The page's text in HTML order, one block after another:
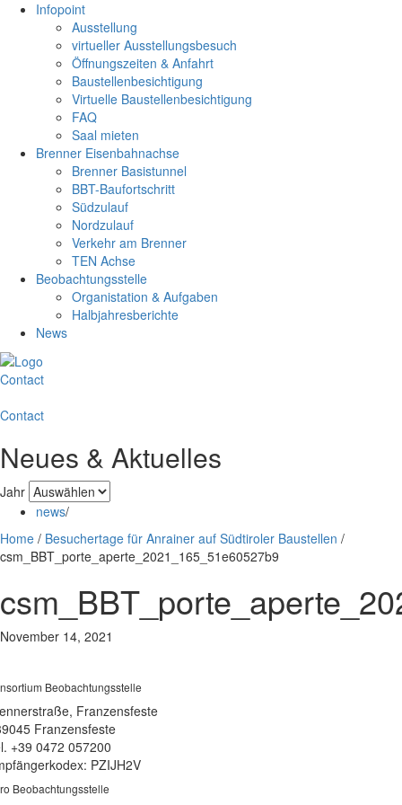
Infopoint
Ausstellung
virtueller Ausstellungsbesuch
Öffnungszeiten & Anfahrt
Baustellenbesichtigung
Virtuelle Baustellenbesichtigung
FAQ
Saal mieten
Brenner Eisenbahnachse
Brenner Basistunnel
BBT-Baufortschritt
Südzulauf
Nordzulauf
Verkehr am Brenner
TEN Achse
Beobachtungsstelle
Organistation & Aufgaben
Halbjahresberichte
News
Contact
Contact
Neues & Aktuelles
Jahr
news/
Home / Besuchertage für Anrainer auf Südtiroler Baustellen /
csm_BBT_porte_aperte_2021_165_51e60527b9
November 14, 2021
Beobachtungsstelle
Franzensfeste
Franzensfeste
+39 0472 057200
PZIJH2V
Beobachtungsstelle